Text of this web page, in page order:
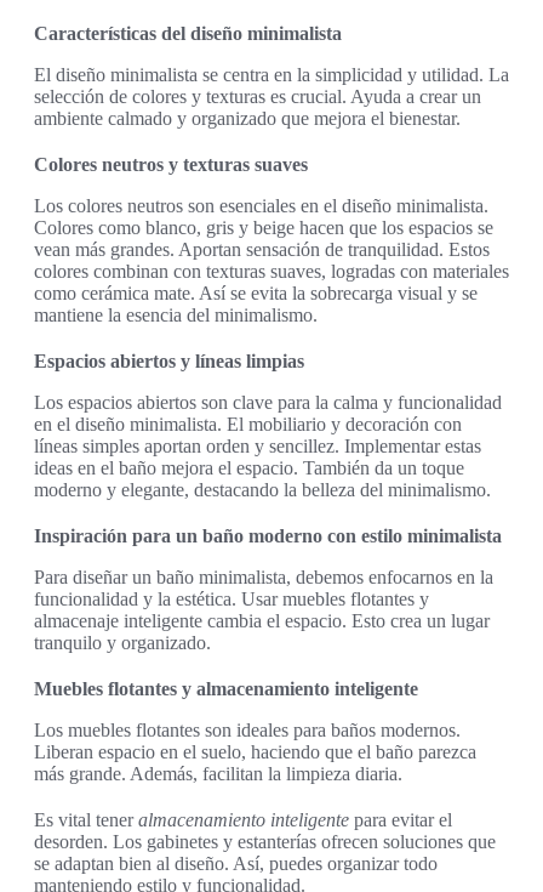
Características del diseño minimalista
El diseño minimalista se centra en la simplicidad y utilidad. La
selección de colores y texturas es crucial. Ayuda a crear un
ambiente calmado y organizado que mejora el bienestar.
Colores neutros y texturas suaves
Los colores neutros son esenciales en el diseño minimalista.
Colores como blanco, gris y beige hacen que los espacios se
vean más grandes. Aportan sensación de tranquilidad. Estos
colores combinan con texturas suaves, logradas con materiales
como cerámica mate. Así se evita la sobrecarga visual y se
mantiene la esencia del minimalismo.
Espacios abiertos y líneas limpias
Los espacios abiertos son clave para la calma y funcionalidad
en el diseño minimalista. El mobiliario y decoración con
líneas simples aportan orden y sencillez. Implementar estas
ideas en el baño mejora el espacio. También da un toque
moderno y elegante, destacando la belleza del minimalismo.
Inspiración para un baño moderno con estilo minimalista
Para diseñar un baño minimalista, debemos enfocarnos en la
funcionalidad y la estética. Usar muebles flotantes y
almacenaje inteligente cambia el espacio. Esto crea un lugar
tranquilo y organizado.
Muebles flotantes y almacenamiento inteligente
Los muebles flotantes son ideales para baños modernos.
Liberan espacio en el suelo, haciendo que el baño parezca
más grande. Además, facilitan la limpieza diaria.
Es vital teneralmacenamiento inteligente para evitar el
desorden. Los gabinetes y estanterías ofrecen soluciones que
se adaptan bien al diseño. Así, puedes organizar todo
manteniendo estilo y funcionalidad.